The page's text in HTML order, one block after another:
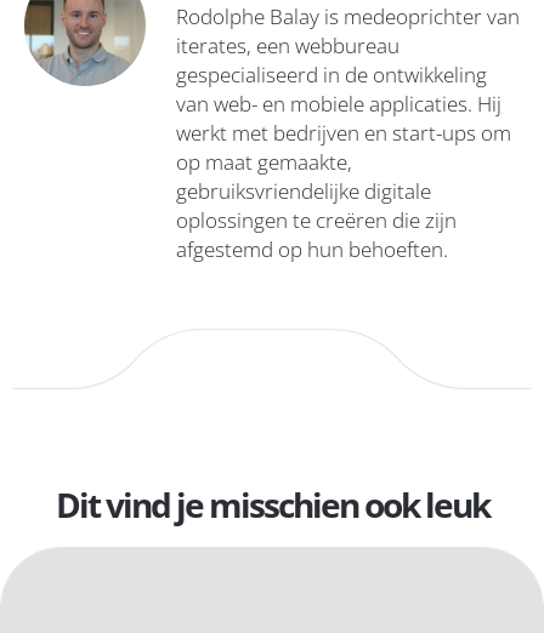
Rodolphe Balay is medeoprichter van
iterates, een webbureau
gespecialiseerd in de ontwikkeling
van web- en mobiele applicaties. Hij
werkt met bedrijven en start-ups om
op maat gemaakte,
gebruiksvriendelijke digitale
oplossingen te creëren die zijn
afgestemd op hun behoeften.
Dit vind je misschien ook leuk